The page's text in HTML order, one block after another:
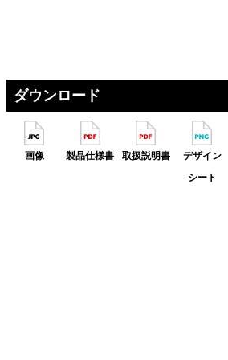
ダウンロード
画像 製品仕様書 取扱説明書
デザイン
シート